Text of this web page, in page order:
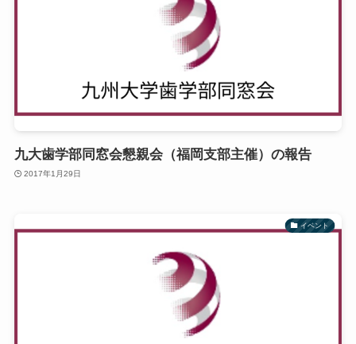
九大歯学部同窓会懇親会（福岡支部主催）の報告
2017年1月29日
イベント